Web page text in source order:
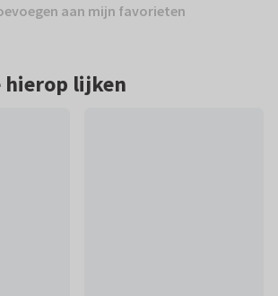
aan mijn favorieten
hierop lijken